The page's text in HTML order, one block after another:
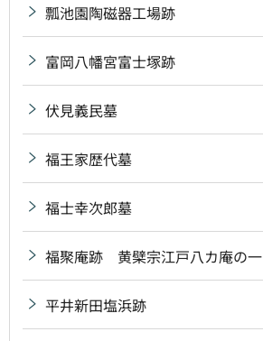
瓢池園陶磁器工場跡
富岡八幡宮富士塚跡
伏見義民墓
福王家歴代墓
福士幸次郎墓
福聚庵跡 黄檗宗江戸八カ庵の一
平井新田塩浜跡